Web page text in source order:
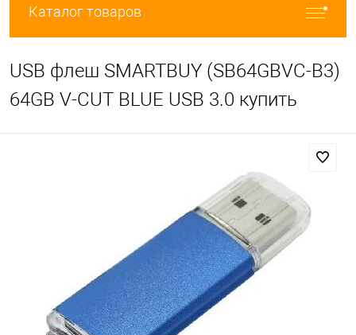
Каталог товаров
USB флеш SMARTBUY (SB64GBVC-B3)
64GB V-CUT BLUE USB 3.0 купить